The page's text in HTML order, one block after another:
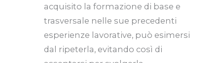
acquisito la formazione di base e
trasversale nelle sue precedenti
esperienze lavorative, può esimersi
dal ripeterla, evitando così di